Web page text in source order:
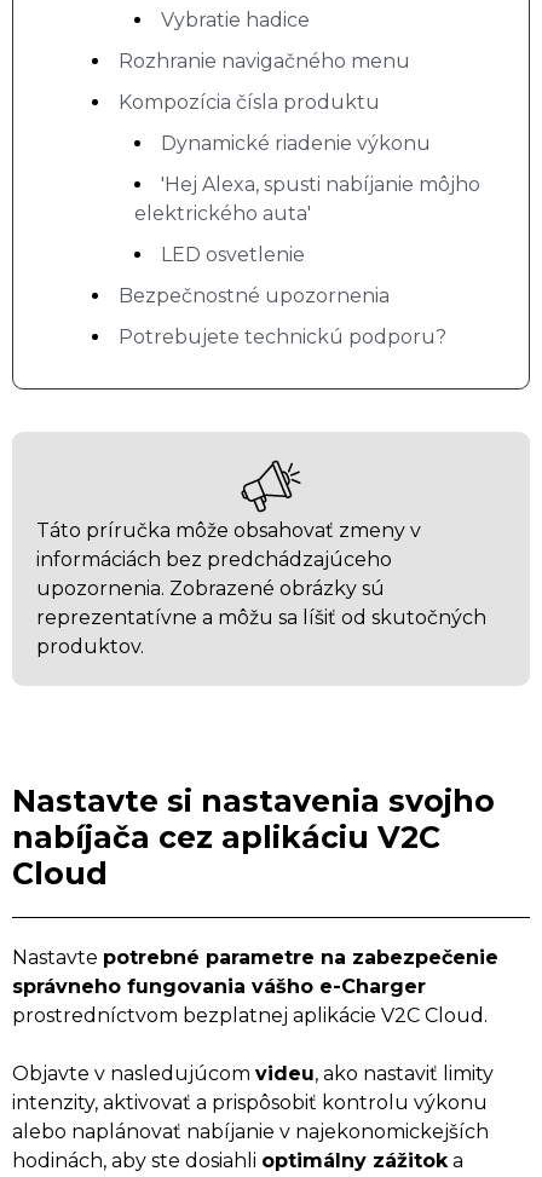
Vybratie hadice
Rozhranie navigačného menu
Kompozícia čísla produktu
Dynamické riadenie výkonu
'Hej Alexa, spusti nabíjanie môjho
elektrického auta'
LED osvetlenie
Bezpečnostné upozornenia
Potrebujete technickú podporu?
Táto príručka môže obsahovať zmeny v
informáciách bez predchádzajúceho
upozornenia. Zobrazené obrázky sú
reprezentatívne a môžu sa líšiť od skutočných
produktov.
Nastavte si nastavenia svojho
nabíjača cez aplikáciu V2C
Cloud
Nastavte potrebné parametre na zabezpečenie
správneho fungovania vášho e-Charger
prostredníctvom bezplatnej aplikácie V2C Cloud.
Objavte v nasledujúcom videu, ako nastaviť limity
intenzity, aktivovať a prispôsobiť kontrolu výkonu
alebo naplánovať nabíjanie v najekonomickejších
hodinách, aby ste dosiahli optimálny zážitoka